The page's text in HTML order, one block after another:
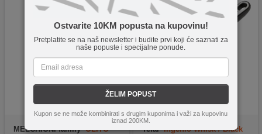
Ostvarite 10KM popusta na kupovinu!
Pretplatite se na naš newsletter i budite prvi koji će saznati za
naše popuste i specijalne ponude.
ŽELIM POPUST
Kupon se ne može kombinirati s drugim kuponima i važi za kupovinu
iznad 200KM.
MELCHIONI family OLITO Tefal Ingenio Whisk / Black